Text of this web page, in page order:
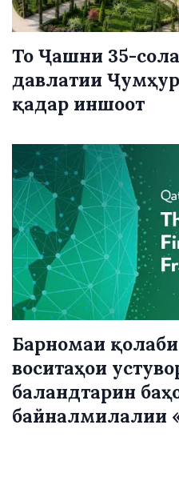
То Ҷашни 35-
давлатии
қадар иншоот
Барномаи
воситаҳои
баландтарин
байналмилалии